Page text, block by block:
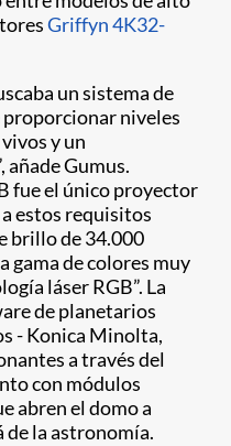
Griffyn 4K32-
un sistema de
niveles
y un
Gumus.
fue el único proyector
estos requisitos
brillo de 34.000
gama de colores muy
láser RGB”. La
de planetarios
- Konica Minolta,
a través del
con módulos
abren el domo a
de la astronomía.